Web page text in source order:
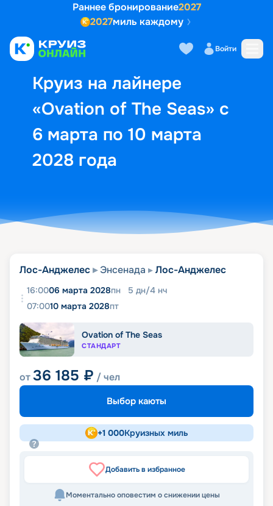
Раннее бронирование2027
2027миль каждому
Войти
Круиз на лайнере
«Ovation of The Seas» с
6 марта по 10 марта
2028 года
Выбор кают Маршрут и
Лос-Анджелес Энсенада Лос-Анджелес
16:0006 марта 2028пн 5 дн/4 нч
07:0010 марта 2028пт
Ovation of The Seas
СТАНДАРТ
от36 185 ₽ / чел
Выбор каюты
+1 000Круизных миль
Добавить в избранное
Моментально оповестим о снижении цены